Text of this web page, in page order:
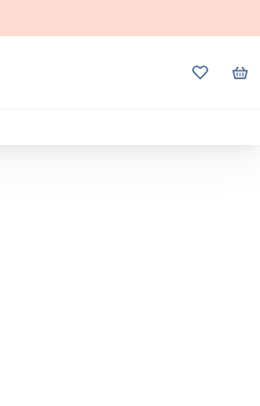
Meine